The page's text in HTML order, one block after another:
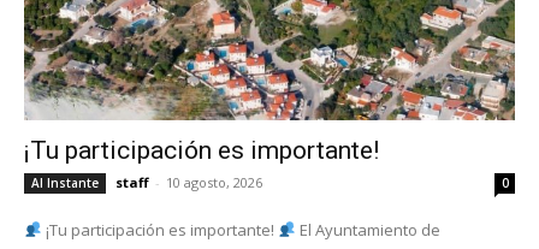
¡Tu participación es importante!
Al Instante staff - 10 agosto, 2026 0
¡Tu participación es importante!